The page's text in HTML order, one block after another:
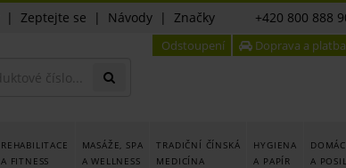
| Zeptejte se | Návody | Značky +420 800 888
Odstoupení Doprava a platba
REHABILITACE
A FITNESS
MASÁŽE, SPA
A WELLNESS
TRADIČNÍ ČÍNSKÁ
MEDICÍNA
HYGIENA
A PAPÍR
A